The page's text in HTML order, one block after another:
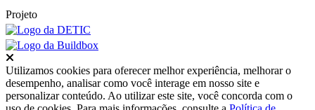
Projeto
Utilizamos cookies para oferecer melhor experiência, melhorar o
desempenho, analisar como você interage em nosso site e
personalizar conteúdo. Ao utilizar este site, você concorda com o